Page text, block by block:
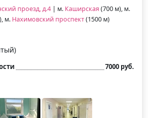
проезд, д.4 | м. Каширская (700 м), м.
м. Нахимовский проспект(1500 м)
7000 руб.